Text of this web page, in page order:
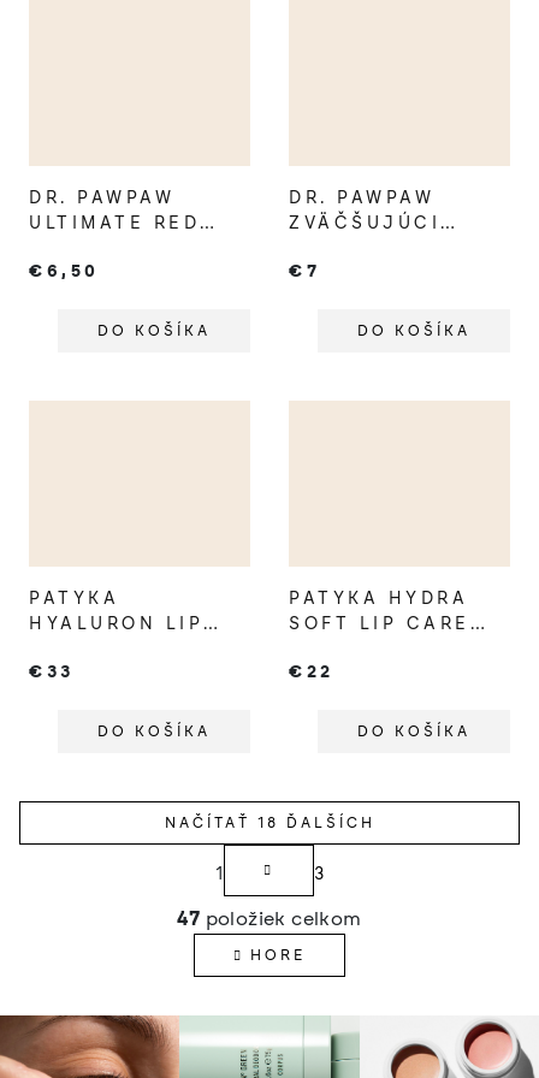
DR. PAWPAW
ULTIMATE RED
€6,50
DO KOŠÍKA
DR. PAWPAW
ZVÄČŠUJÚCI
€7
DO KOŠÍKA
PATYKA
HYALURON LIP
€33
DO KOŠÍKA
PATYKA HYDRA
SOFT LIP CARE
€22
DO KOŠÍKA
O
v
l
d
NAČÍTAŤ 18 ĎALŠÍCH
S
t
r
á
n
k
o
1 3
47 položiek celkom
HORE